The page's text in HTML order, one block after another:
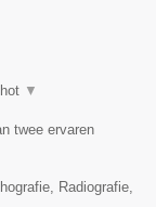
▼
twee ervaren
Radiografie,